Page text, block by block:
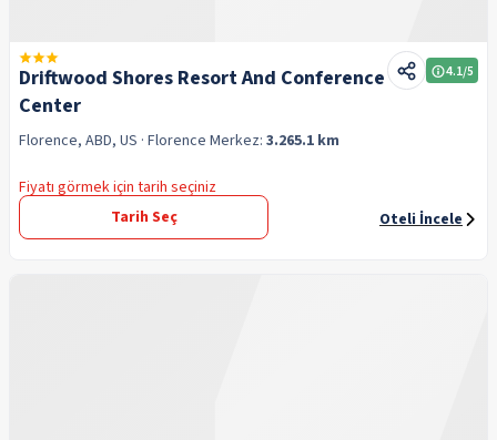
Driftwood Shores Resort And Conference
Center
4.1/5
Florence, ABD, US · Florence Merkez: 3.265.1 km
Fiyatı görmek için tarih seçiniz
Tarih Seç
Oteli İncele